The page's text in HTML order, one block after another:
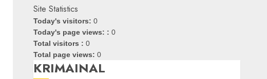
Site Statistics
Today's visitors: 0
Today's page views: : 0
Total visitors : 0
Total page views: 0
KRIMAINAL